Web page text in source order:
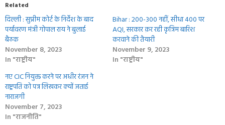
Related
दिल्ली : सुप्रीम कोर्ट के निर्देश के बाद
पर्यावरण मंत्री गोपाल राय ने बुलाई
बैठक
November 8, 2023
In "राष्ट्रीय"
Bihar : 200-300 नहीं, सीधा 400 पर
AQI, सरकार क़र रही कृत्रिम बारिश
करवाने की तैयारी
November 9, 2023
In "राष्ट्रीय"
नए CIC नियुक्त करने पर अधीर रंजन ने
राष्ट्रपति को पत्र लिखकर क्यों जताई
नाराजगी
November 7, 2023
In "राजनीति"